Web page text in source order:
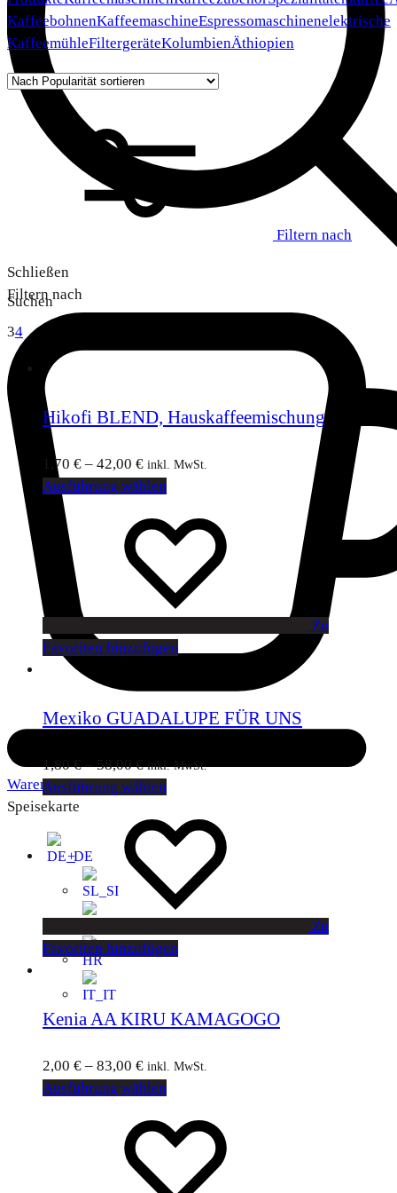
Suchen
Warenkorb
Speisekarte
+
KaffeebohnenKaffeemaschineEspressomaschinenelektrische
KaffeemühleFiltergeräteKolumbienÄthiopien
Filtern nach
Schließen
Filtern nach
34
Hikofi BLEND, Hauskaffeemischung
1,70 € – 42,00 € inkl. MwSt.
Ausführung wählen
Zu
Favoriten hinzufügen
Mexiko GUADALUPE FÜR UNS
1,80€–58,00€ inkl. MwSt.
Ausführung wählen
Zu
Favoriten hinzufügen
Kenia AA KIRU KAMAGOGO
2,00 € – 83,00 € inkl. MwSt.
Ausführung wählen